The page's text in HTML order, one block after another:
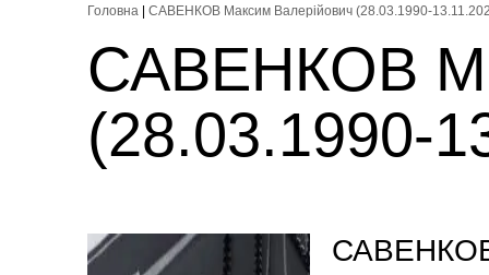
Головна САВЕНКОВ Максим Валерійович (28.03.1990-
САВЕНКОВ
(28.03.1990-
САВЕНКОВ